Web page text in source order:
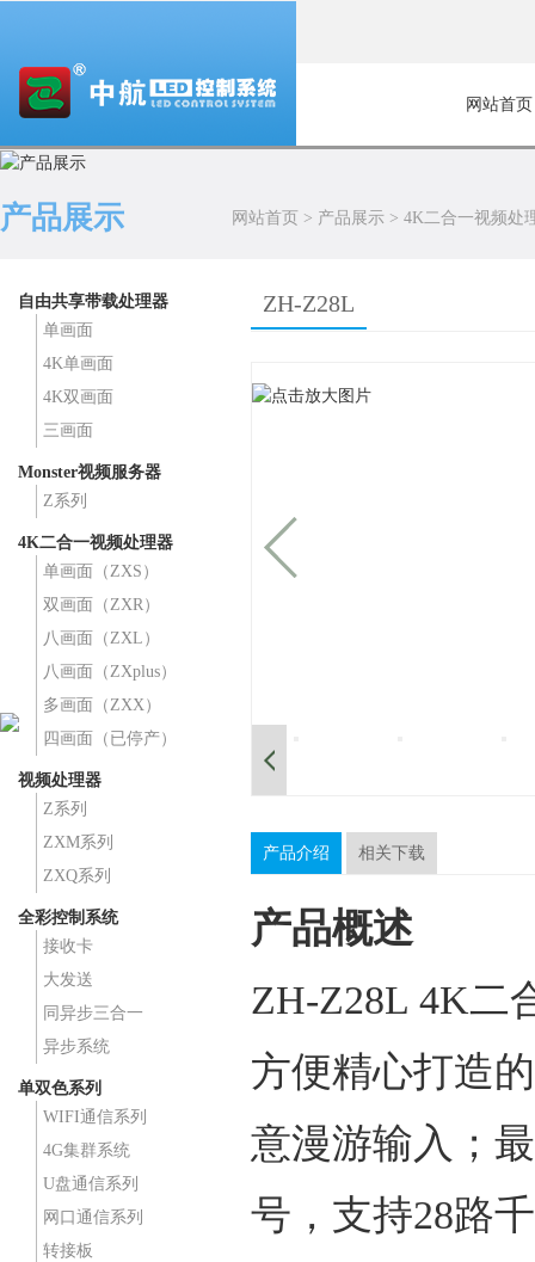
网站首页
产品展示 网站首页 > 产品展示 > 4K二合一视频处
自由共享带载处理器
单画面
4K单画面
4K双画面
三画面
Monster视频服务器
Z系列
4K二合一视频处理器
单画面（ZXS）
双画面（ZXR）
八画面（ZXL）
八画面（ZXplus）
多画面（ZXX）
四画面（已停产）
视频处理器
Z系列
ZXM系列
ZXQ系列
全彩控制系统
接收卡
大发送
同异步三合一
异步系统
单双色系列
WIFI通信系列
4G集群系统
U盘通信系列
网口通信系列
转接板
ZH-Z28L
产品介绍 相关下载
产品概述
ZH-Z28L 4K二
方便精心打造
意漫游输入；
号，支持28路